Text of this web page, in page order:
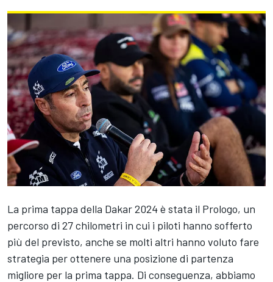
La prima tappa della Dakar 2024 è stata il Prologo, un
percorso di 27 chilometri in cui i piloti hanno sofferto
più del previsto, anche se molti altri hanno voluto fare
strategia per ottenere una posizione di partenza
migliore per la prima tappa. Di conseguenza, abbiamo